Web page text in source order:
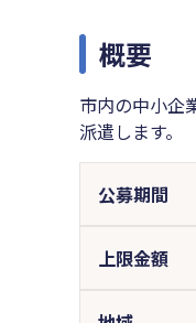
概要
市内の中小企
派遣します。
公募期間
上限金額